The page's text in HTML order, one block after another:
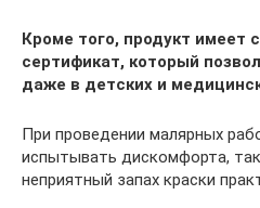
Кроме того, продукт имеет
сертификат, который
даже в детских и
При проведении малярных
испытывать дискомфорта,
неприятный запах краски